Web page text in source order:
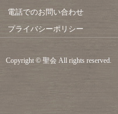
電話でのお問い合わせ
プライバシーポリシー
Copyright © 聖会 All rights reserved.